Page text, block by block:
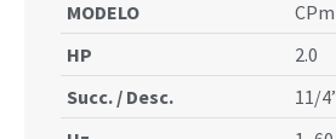
MODELO
HP
2.0
Succ. / Desc.
11/